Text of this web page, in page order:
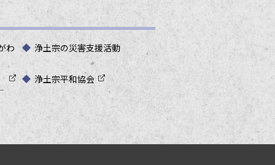
わ 浄土宗の災害支援活動
浄土宗平和協会